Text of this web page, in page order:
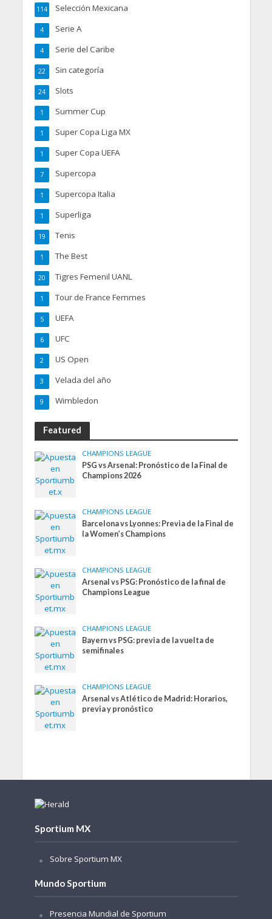
Selección Mexicana
114
Serie A
4
Serie del Caribe
4
Sin categoría
22
Slots
24
Summer Cup
1
Super Copa Liga MX
1
Super Copa UEFA
1
Supercopa
7
Supercopa Italia
1
Superliga
1
Tenis
19
The Best
1
Tigres Femenil UANL
20
Tour de France Femmes
1
UEFA
5
UFC
6
US Open
2
Velada del año
3
Wimbledon
9
Featured
CHAMPIONS LEAGUE
PSG vs Arsenal: Pronóstico de la Final de
Champions 2026
CHAMPIONS LEAGUE
Barcelona vs Lyonnes: Previa de la Final de
la Women’s Champions
CHAMPIONS LEAGUE
Arsenal vs PSG: Pronóstico de la final de
Champions League
CHAMPIONS LEAGUE
Bayern vs PSG: previa de la vuelta de
semifinales
CHAMPIONS LEAGUE
Arsenal vs Atlético de Madrid: Horarios,
previa y pronóstico
Sportium MX
Sobre Sportium MX
Mundo Sportium
Presencia Mundial de Sportium